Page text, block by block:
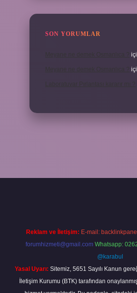
SON YORUMLAR
Laboratuvar Pırlantası kararır mı ?
Reklam ve İletişim: E-mail:
forumhizmeti@gmail.com Whatsapp:
@karabul
Yasal Uyarı: Sitemiz, 5651 Sayılı Kanun
İletişim Kurumu (BTK) tarafından